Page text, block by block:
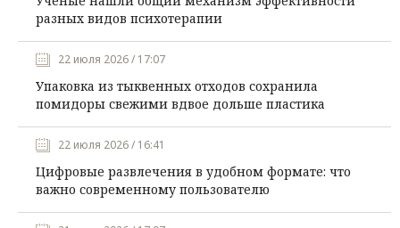
разных видов психотерапии
22 июля 2026 / 17:07
Упаковка из тыквенных отходов сохранила
помидоры свежими вдвое дольше пластика
22 июля 2026 / 16:41
Цифровые развлечения в удобном формате: что
важно современному пользователю